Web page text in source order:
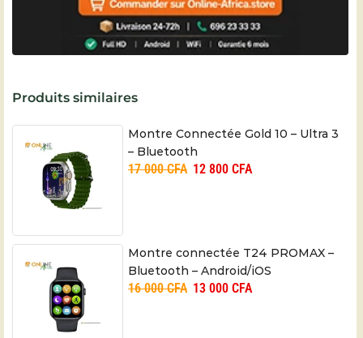
Produits similaires
Montre Connectée Gold 10 – Ultra 3
– Bluetooth
17 000CFA 12 800 CFA
Montre connectée T24 PROMAX –
Bluetooth – Android/iOS
16 000CFA 13 000 CFA